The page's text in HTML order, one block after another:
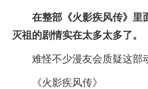
在整部《火影疾风传》里
灭祖的剧情实在太多太多了。
难怪不少漫友会质疑这部
《火影疾风传》